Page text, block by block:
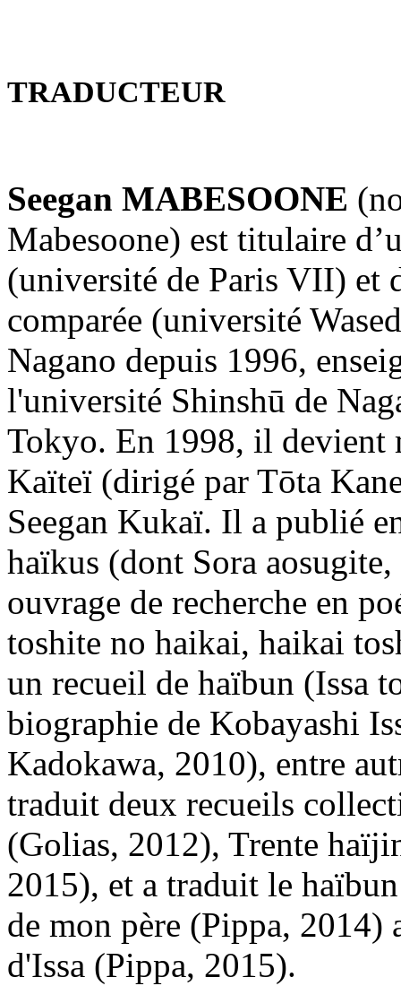
TRADUCTEUR
Seegan MABESOONE
Mabesoone) est titulaire
(université de Paris VII) et
comparée (université
Nagano depuis 1996,
l'université Shinshū de
Tokyo. En 1998, il devient
Kaïteï (dirigé par Tōta
Seegan Kukaï. Il a publié
haïkus (dont Sora
ouvrage de recherche en
toshite no haikai, haikai
un recueil de haïbun (Issa
biographie de Kobayashi
Kadokawa, 2010), entre
traduit deux recueils
(Golias, 2012), Trente
2015), et a traduit le
de mon père (Pippa, 2014)
d'Issa (Pippa, 2015).